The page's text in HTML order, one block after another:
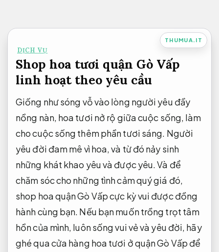
nội
dung
THUMUA.IT
DỊCH VỤ
Shop hoa tươi quận Gò Vấp
linh hoạt theo yêu cầu
Giống như sóng vỗ vào lòng người yêu đầy
nồng nàn, hoa tươi nở rộ giữa cuộc sống, làm
cho cuộc sống thêm phần tươi sáng. Người
yêu đời đam mê vì hoa, và từ đó nảy sinh
những khát khao yêu và được yêu. Và để
chăm sóc cho những tình cảm quý giá đó,
shop hoa quận Gò Vấp cực kỳ vui được đồng
hành cùng bạn. Nếu bạn muốn trồng trọt tâm
hồn của mình, luôn sống vui vẻ và yêu đời, hãy
ghé qua cửa hàng hoa tươi ở quận Gò Vấp để